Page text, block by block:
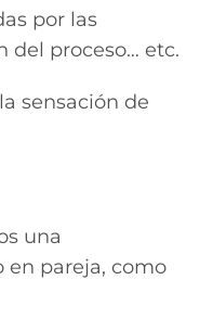
por las
del proceso… etc.
sensación de
una
en pareja, como